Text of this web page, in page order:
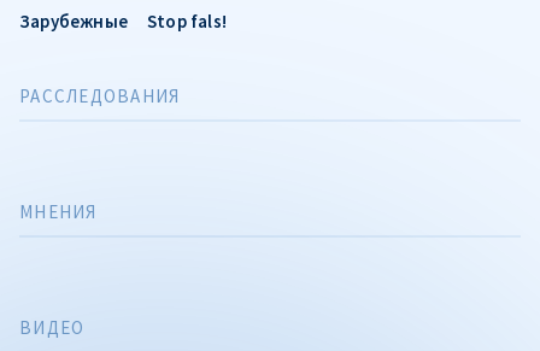
Зарубежные Stop fals!
РАССЛЕДОВАНИЯ
МНЕНИЯ
ВИДЕО